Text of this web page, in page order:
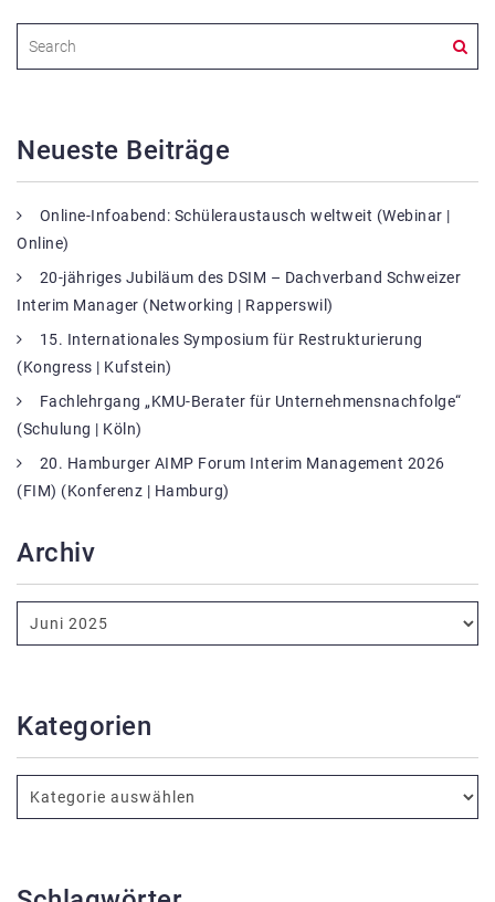
Neueste Beiträge
Online-Infoabend: Schüleraustausch weltweit (Webinar |
Online)
20-jähriges Jubiläum des DSIM – Dachverband Schweizer
Interim Manager (Networking | Rapperswil)
15. Internationales Symposium für Restrukturierung
(Kongress | Kufstein)
Fachlehrgang „KMU-Berater für Unternehmensnachfolge“
(Schulung | Köln)
20. Hamburger AIMP Forum Interim Management 2026
(FIM) (Konferenz | Hamburg)
Archiv
Kategorien